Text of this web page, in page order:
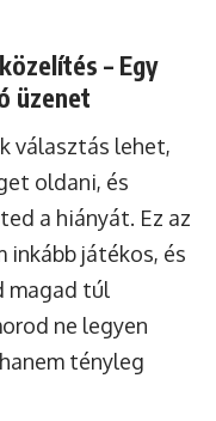
– Egy
üzenet
választás lehet,
oldani, és
a hiányát. Ez az
inkább játékos, és
magad túl
ne legyen
tényleg